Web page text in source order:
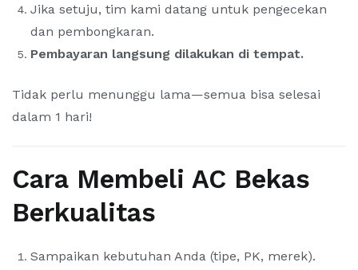
Jika setuju, tim kami datang untuk pengecekan
dan pembongkaran.
Pembayaran langsung dilakukan di tempat.
Tidak perlu menunggu lama—semua bisa selesai
dalam 1 hari!
Cara Membeli AC Bekas
Berkualitas
Sampaikan kebutuhan Anda (tipe, PK, merek).